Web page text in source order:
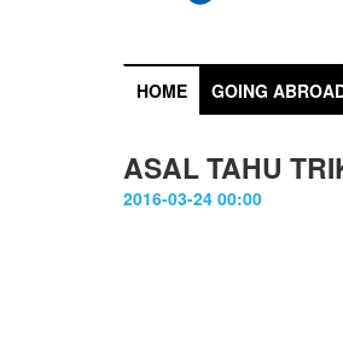
HOME GOING
ASAL TAHU
2016-03-24 00:00